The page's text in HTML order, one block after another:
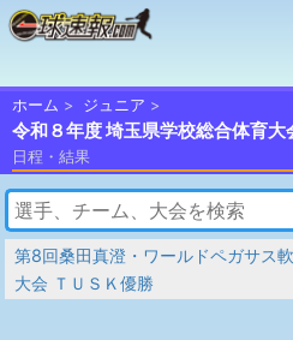
ホーム ジュニア
令和８年度 埼玉県学校総合体育大
日程・結果
第8回桑田真澄・ワールドペガサス
大会 ＴＵＳＫ優勝